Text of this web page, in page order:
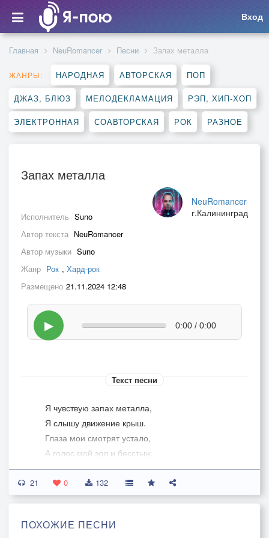
Вход
Главная NeuRomancer Песни Запах металла
ЖАНРЫ: НАРОДНАЯ АВТОРСКАЯ ПОП
ДЖАЗ, БЛЮЗ МЕЛОДЕКЛАМАЦИЯ РЭП, ХИП-ХОП
ЭЛЕКТРОННАЯ СОАВТОРСКАЯ РОК РАЗНОЕ
Запах металла
NeuRomancer
г.Калининград
Исполнитель Suno
Автор текста NeuRomancer
Автор музыки Suno
Жанр Рок , Хард-рок
Размещено 21.11.2024 12:48
▶ 0:00 / 0:00
Текст песни
Я чувствую запах металла,
Я слышу движение крыш.
Глаза мои смотрят устало,
А голос мой зол и бесстыж.
Меня называют безумцем
Блюстители сонного дня,
В душе проклинают меня.
21 0 132
ПОХОЖИЕ ПЕСНИ